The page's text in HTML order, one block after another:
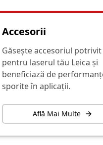
Accesorii
Găsește accesoriul potrivit
pentru laserul tău Leica și
beneficiază de
sporite în aplicații.
Află Mai Multe